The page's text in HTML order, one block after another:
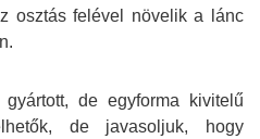
osztás felével növelik a lánc
de egyforma kivitelű
de javasoljuk, hogy